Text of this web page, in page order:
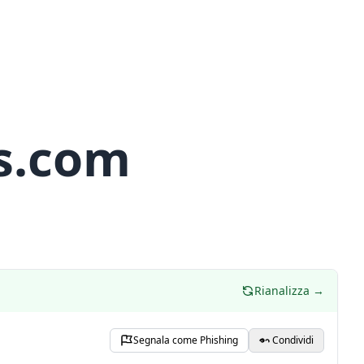
Rianalizza →
Segnala come Phishing Condividi